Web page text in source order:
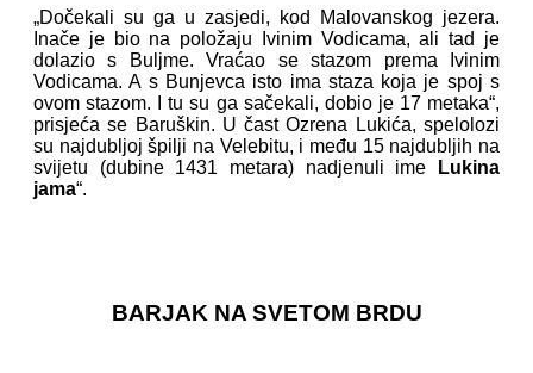
„Dočekali su ga u zasjedi, kod Malovanskog jezera.
Inače je bio na položaju Ivinim Vodicama, ali tad je
dolazio s Buljme. Vraćao se stazom prema Ivinim
Vodicama. A s Bunjevca isto ima staza koja je spoj s
ovom stazom. I tu su ga sačekali, dobio je 17 metaka“,
prisjeća se Baruškin. U čast Ozrena Lukića, spelolozi
su najdubljoj špilji na Velebitu, i među 15 najdubljih na
svijetu (dubine 1431 metara) nadjenuli ime
Lukina
jama“.
BARJAK NA SVETOM BRDU